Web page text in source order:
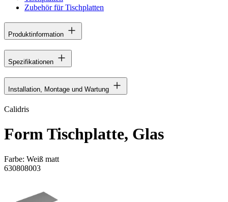
Zubehör für Tischplatten
Produktinformation
Spezifikationen
Installation, Montage und Wartung
Calidris
Form Tischplatte, Glas
Farbe: Weiß matt
630808003